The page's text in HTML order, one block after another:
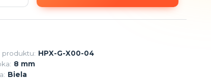
produktu: HPX-G-X00-04
8 mm
Biela